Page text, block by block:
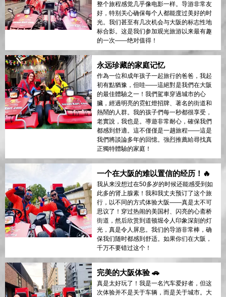
整个旅程感觉几乎像电影一样。导游非常友
好，特别关心确保每个人都能度过美好的时
光。我们甚至有几次机会与大阪的标志性地
标合影。这是我们参加观光旅游以来最有趣
的一次——绝对值得！
永远珍藏的家庭记忆
作為一位和成年孩子一起旅行的爸爸，我起
初有點猶豫，但哇——這絕對是我們在大阪
的最佳體驗之一！我們駕車穿過城市的心
臟，經過明亮的霓虹燈招牌、著名的街道和
熱鬧的人群。我的孩子們每一秒都很享受，
老實說，我也是。導遊非常耐心，確保我們
都感到舒適。這不僅僅是一趟旅程——這是
我們將談論多年的回憶。強烈推薦給尋找真
正獨特體驗的家庭！
一个在大阪的难以置信的经历！🔥
我从来没想过在50多岁的时候还能感受到如
此多的肾上腺素！我和我丈夫预订了这个旅
行，以不同的方式体验大阪——真是太不可
思议了！穿过热闹的美国村、闪亮的心斋桥
街道，然后欣赏到道顿堀令人印象深刻的灯
光，真是令人屏息。我们的导游非常棒，确
保我们随时都感到舒适。如果你们在大阪，
千万不要错过这个！
完美的大阪体验 🚗
真是太好玩了！我是一名汽车爱好者，但这
次体验并不是关于车辆，而是关于城市。大